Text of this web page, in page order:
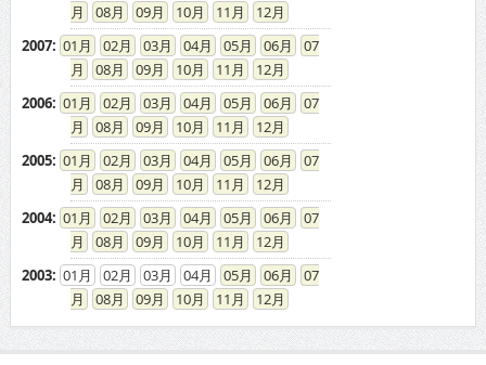
08
09 10 11
12
2007: 01 02 03 04 05 06
07
08
09 10 11
12
2006: 01 02 03 04 05 06
07
08
09 10 11
12
2005: 01 02 03 04 05 06
07
08
09 10 11
12
2004: 01 02 03 04 05 06
07
08
09 10 11
12
2003: 01 02 03 04 05 06
07
08
09 10 11 12